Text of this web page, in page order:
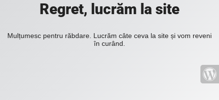
Regret, lucrăm la site
Mulțumesc pentru răbdare. Lucrăm câte ceva la site și vom reveni
în curând.